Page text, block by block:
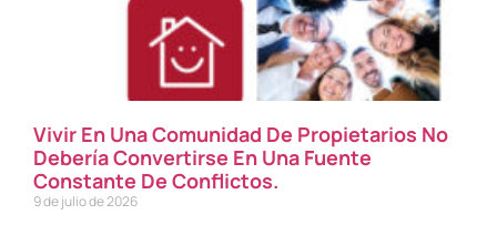
Vivir En Una Comunidad De Propietarios No
Debería Convertirse En Una Fuente
Constante De Conflictos.
9 de julio de 2026